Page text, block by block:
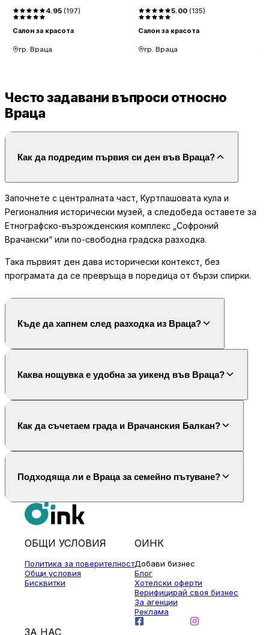
4.95 (197)
Салон за красота
гр. Враца
5.00 (135)
Салон за красота
гр. Враца
Често задавани въпроси относно
Враца
Как да подредим първия си ден във Враца?
Започнете с централната част, Куртпашовата кула и
Регионалния исторически музей, а следобеда оставете за
Етнографско-възрожденския комплекс „Софроний
Врачански“ или по-свободна градска разходка.
Така първият ден дава исторически контекст, без
програмата да се превръща в поредица от бързи спирки.
Къде да хапнем след разходка из Враца?
Каква нощувка е удобна за уикенд във Враца?
Как да съчетаем града и Врачанския Балкан?
Подходяща ли е Враца за семейно пътуване?
ОБЩИ УСЛОВИЯ
Политика за поверителност
Общи условия
Бисквитки
ОИНК
Добави бизнес
Блог
Хотелски оферти
Верифицирай своя бизнес
За агенции
Реклама
ЗА НАС